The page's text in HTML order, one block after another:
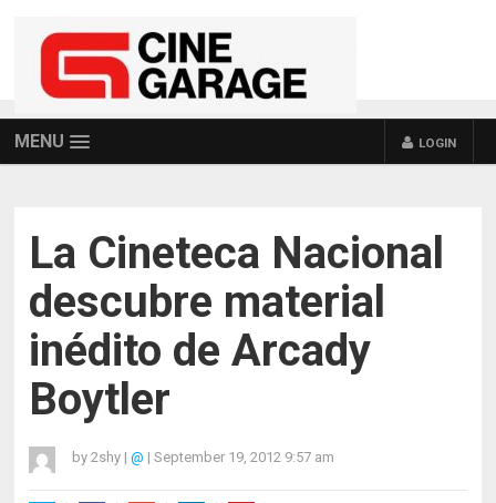
MENU LOGIN
La Cineteca Nacional
descubre material
inédito de Arcady
Boytler
by2shy | @ | September 19, 2012 9:57 am